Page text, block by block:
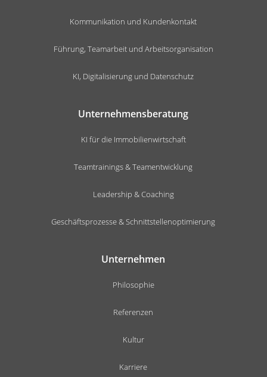
Kommunikation und Kundenkontakt
Führung, Teamarbeit und Arbeitsorganisation
KI, Digitalisierung und Datenschutz
Unternehmensberatung
KI für die Immobilienwirtschaft
Teamtrainings & Teamentwicklung
Leadership & Coaching
Geschäftsprozesse & Schnittstellenoptimierung
Unternehmen
Philosophie
Referenzen
Kultur
Karriere